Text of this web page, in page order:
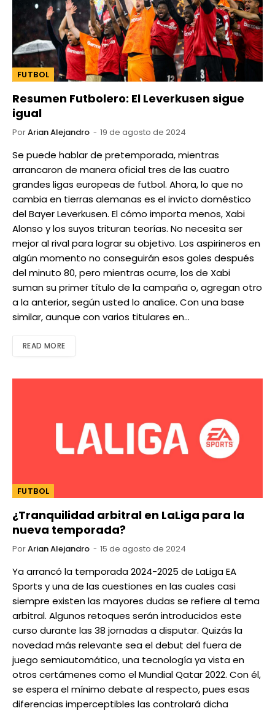
FUTBOL
Resumen Futbolero: El Leverkusen sigue
igual
PorArian Alejandro 19 de agosto de 2024
Se puede hablar de pretemporada, mientras
arrancaron de manera oficial tres de las cuatro
grandes ligas europeas de futbol. Ahora, lo que no
cambia en tierras alemanas es el invicto doméstico
del Bayer Leverkusen. El cómo importa menos, Xabi
Alonso y los suyos trituran teorías. No necesita ser
mejor al rival para lograr su objetivo. Los aspirineros en
algún momento no conseguirán esos goles después
del minuto 80, pero mientras ocurre, los de Xabi
suman su primer título de la campaña o, agregan otro
a la anterior, según usted lo analice. Con una base
similar, aunque con varios titulares en…
READ MORE
FUTBOL
¿Tranquilidad arbitral en LaLiga para la
nueva temporada?
PorArian Alejandro 15 de agosto de 2024
Ya arrancó la temporada 2024-2025 de LaLiga EA
Sports y una de las cuestiones en las cuales casi
siempre existen las mayores dudas se refiere al tema
arbitral. Algunos retoques serán introducidos este
curso durante las 38 jornadas a disputar. Quizás la
novedad más relevante sea el debut del fuera de
juego semiautomático, una tecnología ya vista en
otros certámenes como el Mundial Qatar 2022. Con él,
se espera el mínimo debate al respecto, pues esas
diferencias imperceptibles las controlará dicha